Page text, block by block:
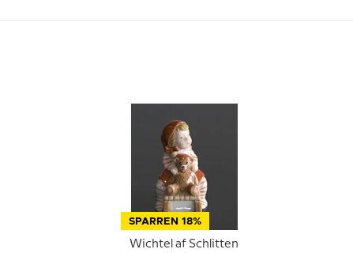
SPARREN 18%
Wichtel af Schlitten